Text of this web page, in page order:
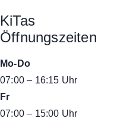
KiTas
Öffnungszeiten
Mo-Do
07:00 – 16:15 Uhr
Fr
07:00 – 15:00 Uhr